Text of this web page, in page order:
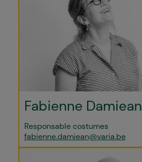
Fabienne Damiean
Responsable costumes
fabienne.damiean@varia.be